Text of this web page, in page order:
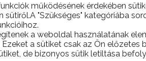
működésének érdekében
"Szükséges" kategóriába
a weboldal használatának
a sütiket csak az Ön
de bizonyos sütik letiltása
hanem házhoz is szállítjuk szükség